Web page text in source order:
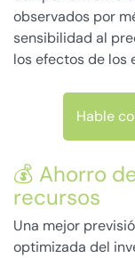
observados por
sensibilidad al
los efectos de los
Hable
💰 Ahorro
recursos
Una mejor
optimizada del